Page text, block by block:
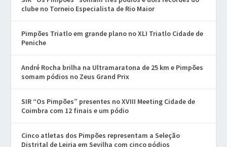
clube no Torneio Especialista de Rio Maior
Pimpões Triatlo em grande plano no XLI Triatlo Cidade de
Peniche
André Rocha brilha na Ultramaratona de 25 km e Pimpões
somam pódios no Zeus Grand Prix
SIR “Os Pimpões” presentes no XVIII Meeting Cidade de
Coimbra com 12 finais e um pódio
Cinco atletas dos Pimpões representam a Seleção
Distrital de Leiria em Sevilha com cinco pódios